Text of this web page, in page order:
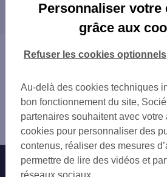
MANDELIEU LA NAPOULE 437 AV
MANDELIEU LA NAPOULE
CANNES BOCCA TONNER
CSO CANNES CROISETTE
CANNES CROISETTE
LA ROQUETTE SUR SIAGNE
SO CANNES
LE CANNET ROCHEVILLE
LE CANNET 113 BD PAUL DOUMER
ELS LE CANNET
proximité
MOUGINS
MOUANS-SARTOUX
VALBONNE
GRASSE
ANTIBES
BIOT
SAINT-RAPHAËL
Vous êtes ici : Accueil
Mandelieu la Napoule
Distributeur/automate CSO
Nos engagements Nous
Personnaliser votre
grâce aux
Au-delà des cookies techniques
bon fonctionnement du site,
partenaires souhaitent avec
cookies pour personnaliser des
contenus, réaliser des mesures
permettre de lire des vidéos et
réseaux sociaux.
Refuser les cookies optionnels